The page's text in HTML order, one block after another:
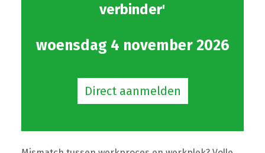
verbinder'
woensdag 4 november 2026
Direct aanmelden